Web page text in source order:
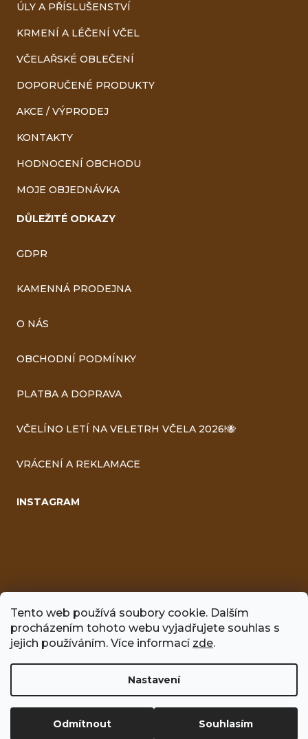
Tento web používá soubory cookie. Dalším
procházením tohoto webu vyjadřujete souhlas s
jejich používáním. Více informací zde.
Nastavení
Odmítnout Souhlasím
ÚLY A PŘÍSLUŠENSTVÍ
KRMENÍ A LÉČENÍ VČEL
VČELAŘSKÉ OBLEČENÍ
DOPORUČENÉ PRODUKTY
AKCE / VÝPRODEJ
KONTAKTY
HODNOCENÍ OBCHODU
MOJE OBJEDNÁVKA
DŮLEŽITÉ ODKAZY
GDPR
KAMENNÁ PRODEJNA
O NÁS
OBCHODNÍ PODMÍNKY
PLATBA A DOPRAVA
VČELÍNO LETÍ NA VELETRH VČELA 2026!🐝
VRÁCENÍ A REKLAMACE
INSTAGRAM
FACEBOOK
Vytvořil Shoptet
Copyright 2026Včelíno . Všechna práva vyhrazena.Upravit
nastavení cookies